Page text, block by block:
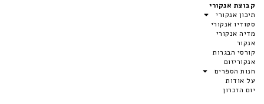
קבוצת אנקורי
תיכון אנקורי
סטודיו אנקורי
מדיה אנקורי
אנקור
קורסי הבגרות
אנקוריזום
חנות הספרים
על אודות
יום הזכרון